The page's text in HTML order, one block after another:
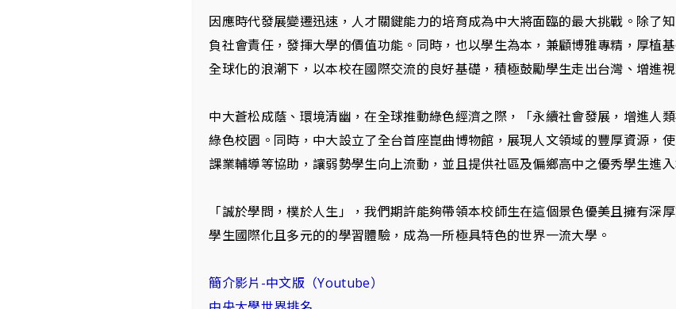
因應時代發展變遷迅速，人才關鍵能力的培育成為中大將面臨的最大挑戰。除了
負社會責任，發揮大學的價值功能。同時，也以學生為本，兼顧博雅專精，厚植
全球化的浪潮下，以本校在國際交流的良好基礎，積極鼓勵學生走出台灣、增進
中大蒼松成蔭、環境清幽，在全球推動綠色經濟之際，「永續社會發展，增進人
綠色校園。同時，中大設立了全台首座崑曲博物館，展現人文領域的豐厚資源，
課業輔導等協助，讓弱勢學生向上流動，並且提供社區及偏鄉高中之優秀學生進
「誠於學問，樸於人生」，我們期許能夠帶領本校師生在這個景色優美且擁有
學生國際化且多元的的學習體驗，成為一所極具特色的世界一流大學。
簡介影片-中文版（Youtube）